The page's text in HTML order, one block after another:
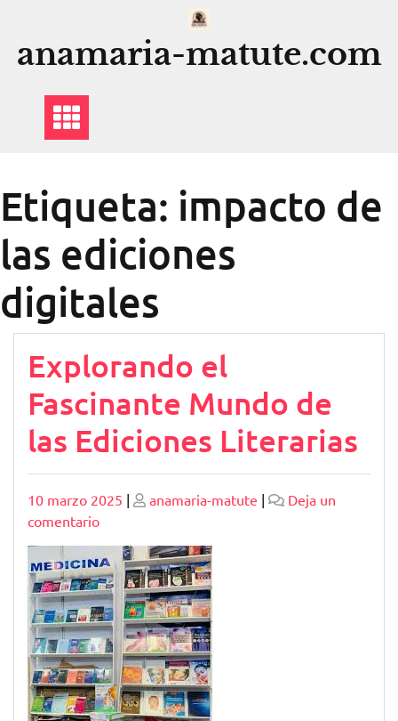
contenido
anamaria-matute.com
Etiqueta: impacto de
las ediciones
digitales
Explorando el
Fascinante Mundo de
las Ediciones Literarias
Publicado
10 marzo 2025 | Publicado
anamaria-matute |
Deja un
comentarioen
Explorando
el
Fascinante
Mundo
de
las
Ediciones
Literarias